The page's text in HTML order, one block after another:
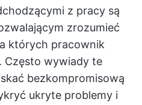
z pracy są
zrozumieć
których pracownik
Często wywiady te
bezkompromisową
ukryte problemy i